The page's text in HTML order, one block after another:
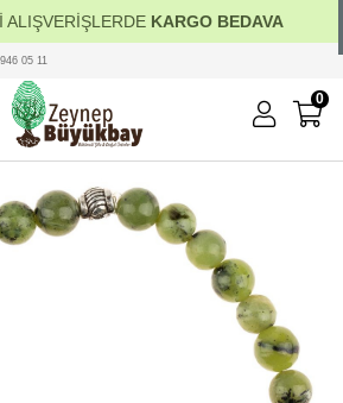
ALIŞVERİŞLERDE KARGO BEDAVA
05 11
0